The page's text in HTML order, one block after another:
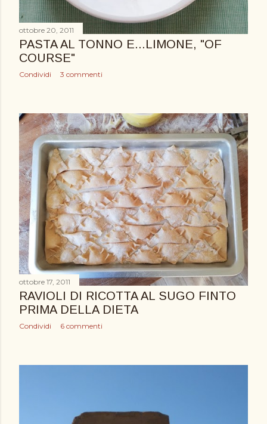
ottobre 20, 2011
PASTA AL TONNO E...LIMONE, "OF
COURSE"
Condividi 3 commenti
ottobre 17, 2011
RAVIOLI DI RICOTTA AL SUGO FINTO
PRIMA DELLA DIETA
Condividi 6 commenti